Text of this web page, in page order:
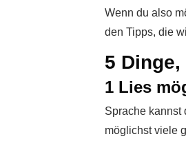
Wenn du also
den Tipps, die
5
1 Lies
Sprache kannst
möglichst viele